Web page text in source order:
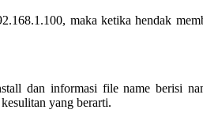
maka ketika hendak
dan informasi file name berisi
yang berarti.